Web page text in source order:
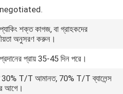
শক্ত কাগজ, বা গ্রাহকদের
অনুসরণ করুন।
প্রায় 35-45 দিন পরে।
30% T/T আমানত, 70% T/T ব্যালেন্স
আগে।